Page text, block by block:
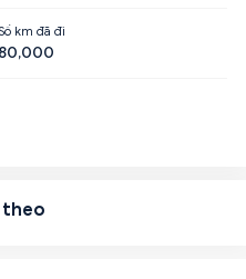
Số km đã đi
80,000
theo